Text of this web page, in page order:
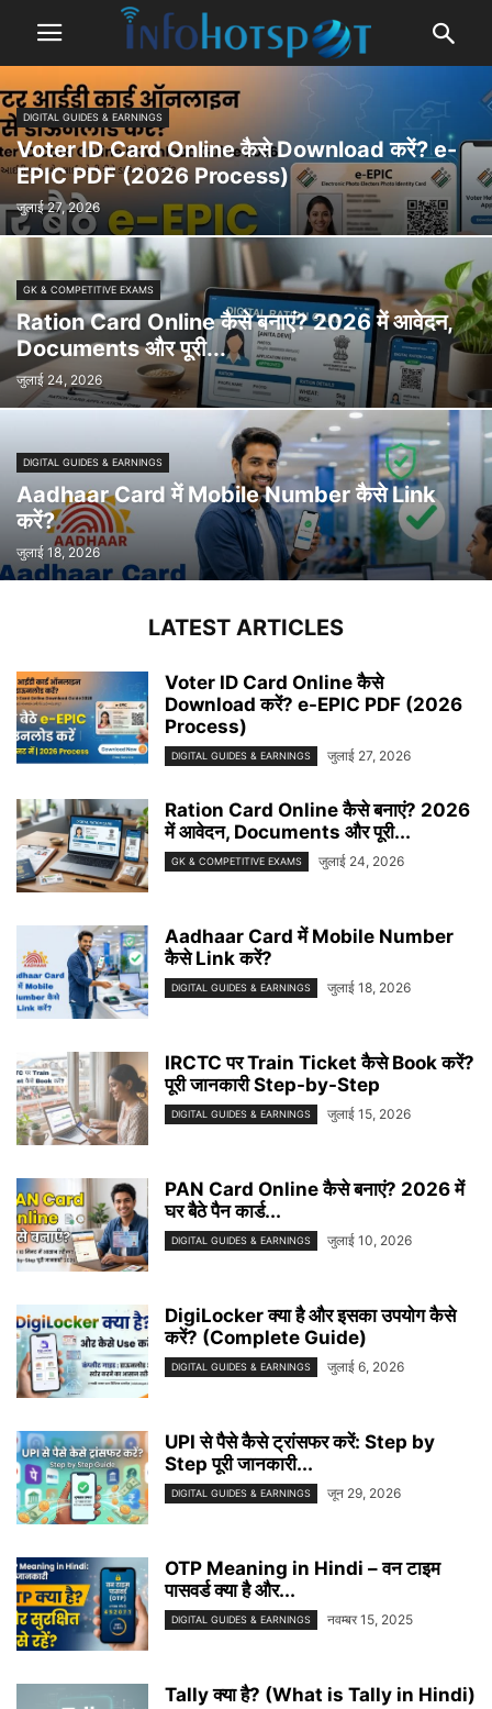
DIGITAL GUIDES & EARNINGS
Voter ID Card Online कैसे Download करें? e-
EPIC PDF (2026 Process)
जुलाई 27, 2026
GK & COMPETITIVE EXAMS
Ration Card Online कैसे बनाएं? 2026 में आवेदन,
Documents और पूरी...
जुलाई 24, 2026
DIGITAL GUIDES & EARNINGS
Aadhaar Card में Mobile Number कैसे Link
करें?
जुलाई 18, 2026
LATEST ARTICLES
Voter ID Card Online कैसे
Download करें? e-EPIC PDF (2026
Process)
DIGITAL GUIDES & EARNINGS जुलाई 27, 2026
Ration Card Online कैसे बनाएं? 2026
में आवेदन, Documents और पूरी...
GK & COMPETITIVE EXAMS जुलाई 24, 2026
Aadhaar Card में Mobile Number
कैसे Link करें?
DIGITAL GUIDES & EARNINGS जुलाई 18, 2026
IRCTC पर Train Ticket कैसे Book करें?
पूरी जानकारी Step-by-Step
DIGITAL GUIDES & EARNINGS जुलाई 15, 2026
PAN Card Online कैसे बनाएं? 2026 में
घर बैठे पैन कार्ड...
DIGITAL GUIDES & EARNINGS जुलाई 10, 2026
DigiLocker क्या है और इसका उपयोग कैसे
करें? (Complete Guide)
DIGITAL GUIDES & EARNINGS जुलाई 6, 2026
UPI से पैसे कैसे ट्रांसफर करें: Step by
Step पूरी जानकारी...
DIGITAL GUIDES & EARNINGS जून 29, 2026
OTP Meaning in Hindi – वन टाइम
पासवर्ड क्या है और...
DIGITAL GUIDES & EARNINGS नवम्बर 15, 2025
Tally क्या है? (What is Tally in Hindi)